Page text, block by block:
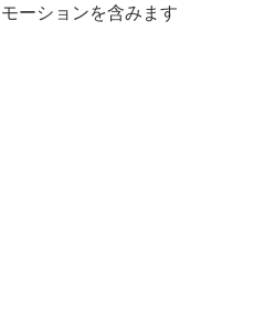
ーションを含みます